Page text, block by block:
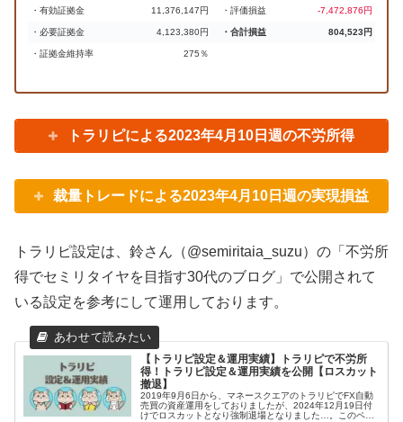
・有効証拠金 11,376,147円 ・評価損益 -7,472,876円
・必要証拠金 4,123,380円 ・合計損益 804,523円
・証拠金維持率 275％
トラリピによる2023年4月10日週の不労所得
裁量トレードによる2023年4月10日週の実現損益
トラリピ設定は、鈴さん（@semiritaia_suzu）の「不労所
得でセミリタイヤを目指す30代のブログ」で公開されて
いる設定を参考にして運用しております。
【トラリピ設定＆運用実績】トラリピで不労所
得！トラリピ設定＆運用実績を公開【ロスカット
撤退】
2019年9月6日から、マネースクエアのトラリピでFX自動
売買の資産運用をしておりましたが、2024年12月19日付
けでロスカットとなり強制退場となりました…。このペー